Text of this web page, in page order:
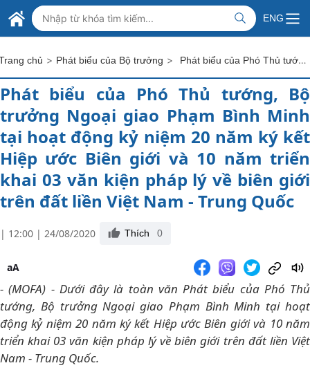
Skip to Main Content
BỘ NGOẠI GIAO VIỆT NAM
MINISTRY OF FOREIGN AFFAIRS
ENG
chủ > Phát biểu của Bộ trưởng > Phát biểu của Phó Thủ tướng, Bộ trưởng Ngoại giao Phạm Bình Minh tại hoạt động kỷ niệm 20 năm ký kết Hiệp ước Biên giới và 10 năm triển khai 03 văn kiện pháp lý về biên giới trên đất liền Việt Nam - Trung Quốc
Phát biểu của Phó Thủ tướng, Bộ
trưởng Ngoại giao Phạm Bình Minh
tại hoạt động kỷ niệm 20 năm ký kết
Hiệp ước Biên giới và 10 năm triển
khai 03 văn kiện pháp lý về biên giới
trên đất liền Việt Nam - Trung Quốc
| 12:00 | 24/08/2020 Thích 0
aA
- (MOFA) - Dưới đây là toàn văn Phát biểu của Phó Thủ
tướng, Bộ trưởng Ngoại giao Phạm Bình Minh tại hoạt
động kỷ niệm 20 năm ký kết Hiệp ước Biên giới và 10 năm
triển khai 03 văn kiện pháp lý về biên giới trên đất liền Việt
Nam - Trung Quốc.